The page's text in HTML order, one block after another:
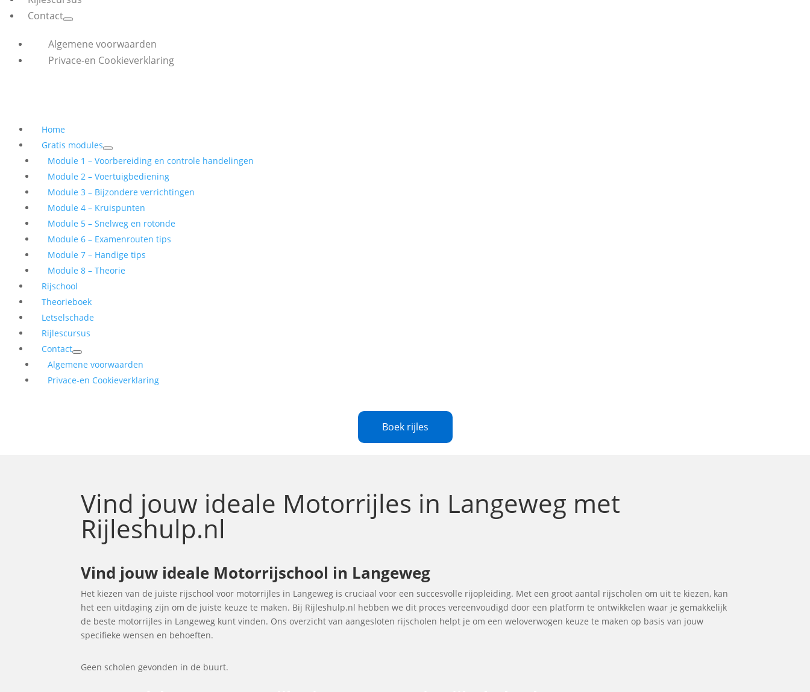
Contact
Algemene voorwaarden
Privace-en Cookieverklaring
Home
Gratis modules
Module 1 – Voorbereiding en controle handelingen
Module 2 – Voertuigbediening
Module 3 – Bijzondere verrichtingen
Module 4 – Kruispunten
Module 5 – Snelweg en rotonde
Module 6 – Examenrouten tips
Module 7 – Handige tips
Module 8 – Theorie
Rijschool
Theorieboek
Letselschade
Rijlescursus
Contact
Algemene voorwaarden
Privace-en Cookieverklaring
Boek rijles
Vind jouw ideale Motorrijles in Langeweg met
Rijleshulp.nl
Vind jouw ideale Motorrijschool in Langeweg
Het kiezen van de juiste rijschool voor motorrijles in Langeweg is cruciaal voor een succesvolle rijopleiding. Met een groot aantal rijscholen om uit te kiezen, kan
het een uitdaging zijn om de juiste keuze te maken. Bij Rijleshulp.nl hebben we dit proces vereenvoudigd door een platform te ontwikkelen waar je gemakkelijk
de beste motorrijles in Langeweg kunt vinden. Ons overzicht van aangesloten rijscholen helpt je om een weloverwogen keuze te maken op basis van jouw
specifieke wensen en behoeften.
Geen scholen gevonden in de buurt.